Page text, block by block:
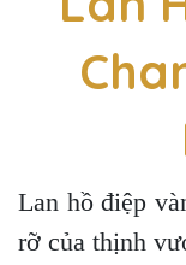
Lan hồ điệp
rỡ của thịnh